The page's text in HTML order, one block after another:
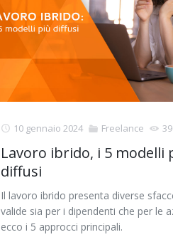
10 gennaio 2024 Freelance
Lavoro ibrido, i 5 modelli
diffusi
Il lavoro ibrido presenta diverse
valide sia per i dipendenti che per le
ecco i 5 approcci principali.